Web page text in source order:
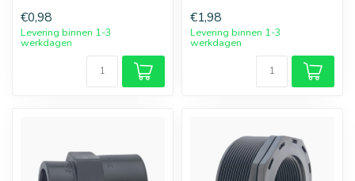
€0,98
Levering binnen 1-3
werkdagen
€1,98
Levering binnen 1-3
werkdagen